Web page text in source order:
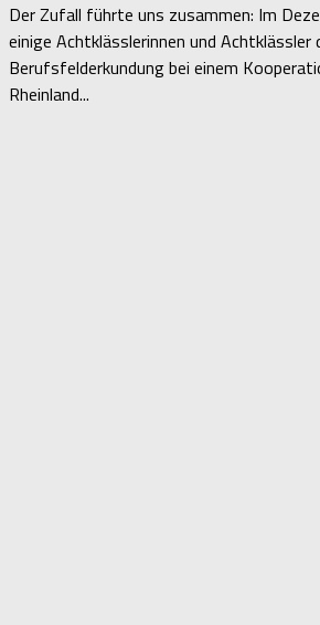
Der Zufall führte uns zusammen: Im
einige Achtklässlerinnen und Achtklässler
Berufsfelderkundung bei einem
Rheinland...